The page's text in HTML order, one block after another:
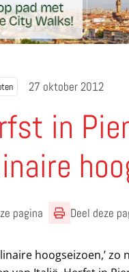
27 oktober 2012
in
pagina
Deel deze
hoogseizoen,’ zo